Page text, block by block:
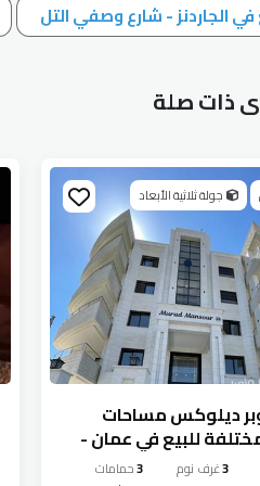
الجاردنز - شارع وصفي التل
ذات صلة
جولة ثلاثية الأبعاد
ديلوكس مساحات
للبيع في عمان -
3غرف نوم 3حمامات